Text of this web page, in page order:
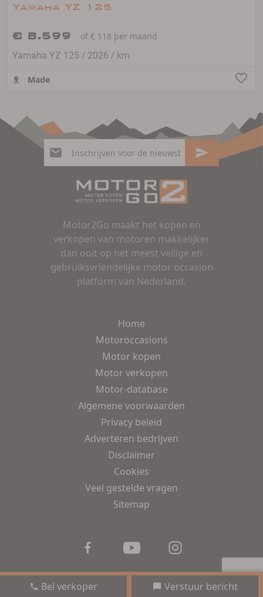
Yamaha YZ 125
€ 8.599
of € 118 per maand
Yamaha YZ 125 / 2026 / km
Made
Bel verkoper Verstuur bericht
Motor2Go maakt het kopen en
verkopen van motoren makkelijker
dan ooit op het meest veilige en
gebruiksvriendelijke motor occasion
platform van Nederland.
Home
Motoroccasions
Motor kopen
Motor verkopen
Motor-database
Algemene voorwaarden
Privacy beleid
Adverteren bedrijven
Disclaimer
Cookies
Veel gestelde vragen
Sitemap